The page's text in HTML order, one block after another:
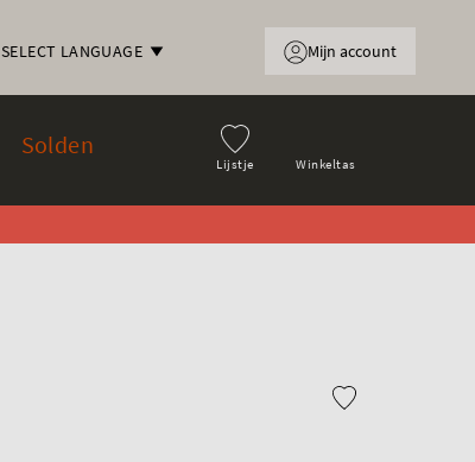
SELECT LANGUAGE
Lijstje Winkeltas
Solden
Mijn account